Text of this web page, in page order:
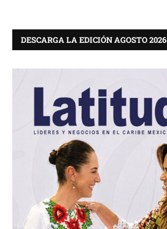
DESCARGA LA EDICIÓN AGOSTO 2026